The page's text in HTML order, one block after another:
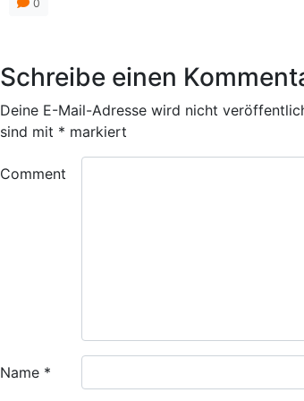
0
Schreibe einen
Deine E-Mail-Adresse wird nicht
sind mit * markiert
Comment
Name *